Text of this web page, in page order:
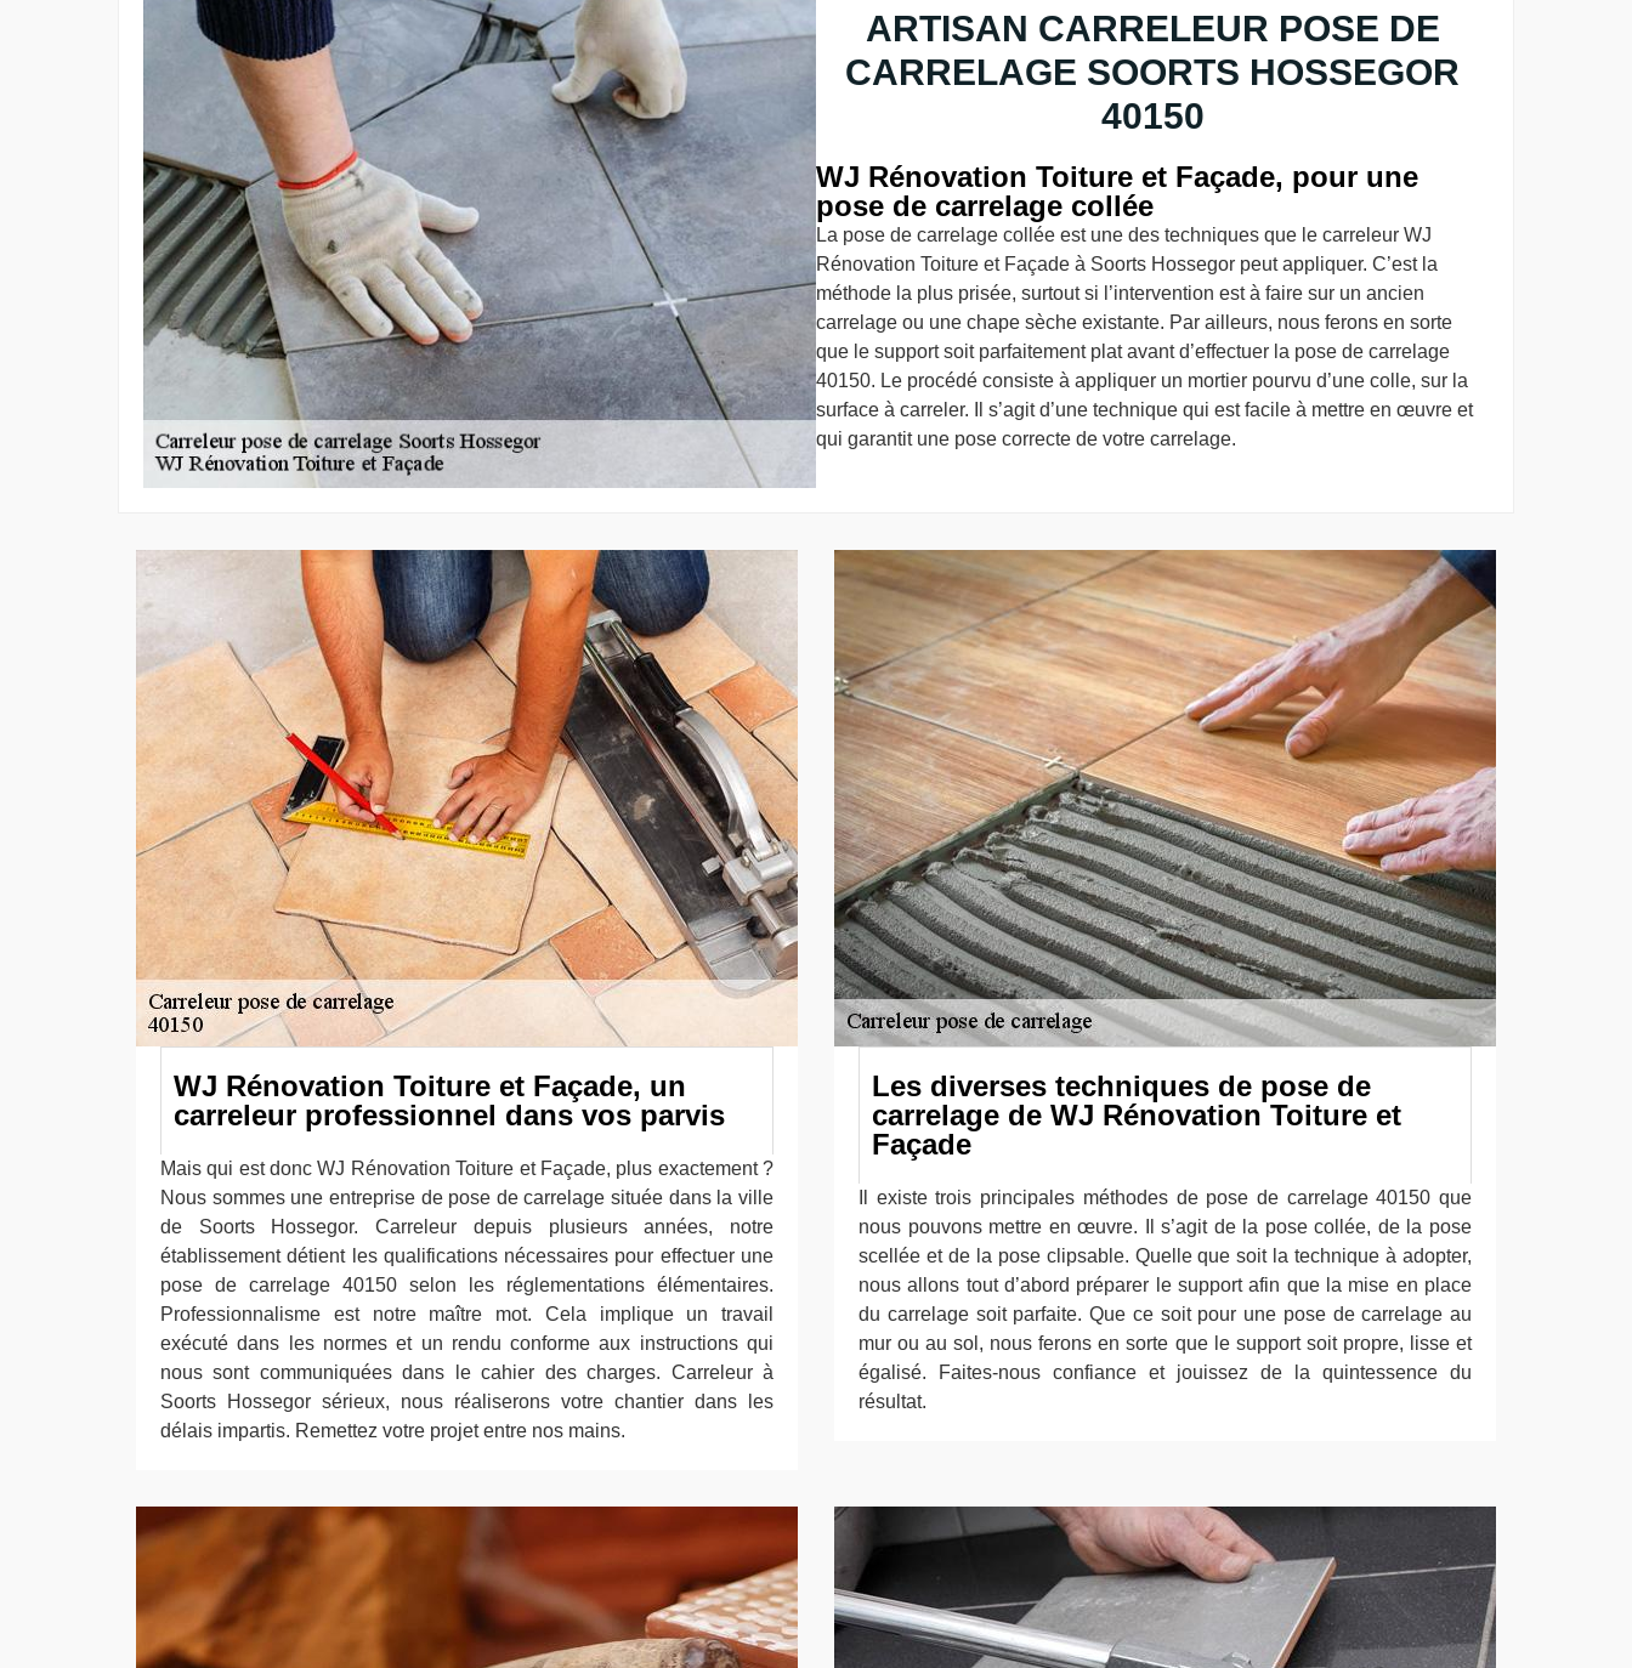
ARTISAN CARRELEUR POSE DE
CARRELAGE SOORTS HOSSEGOR
40150
WJ Rénovation Toiture et Façade, pour une
pose de carrelage collée
La pose de carrelage collée est une des techniques que le carreleur WJ
Rénovation Toiture et Façade à Soorts Hossegor peut appliquer. C’est la
méthode la plus prisée, surtout si l’intervention est à faire sur un ancien
carrelage ou une chape sèche existante. Par ailleurs, nous ferons en sorte
que le support soit parfaitement plat avant d’effectuer la pose de carrelage
40150. Le procédé consiste à appliquer un mortier pourvu d’une colle, sur la
surface à carreler. Il s’agit d’une technique qui est facile à mettre en œuvre et
qui garantit une pose correcte de votre carrelage.
WJ Rénovation Toiture et Façade, un
carreleur professionnel dans vos parvis
Mais qui est donc WJ Rénovation Toiture et Façade, plus exactement ?
Nous sommes une entreprise de pose de carrelage située dans la ville
de Soorts Hossegor. Carreleur depuis plusieurs années, notre
établissement détient les qualifications nécessaires pour effectuer une
pose de carrelage 40150 selon les réglementations élémentaires.
Professionnalisme est notre maître mot. Cela implique un travail
exécuté dans les normes et un rendu conforme aux instructions qui
nous sont communiquées dans le cahier des charges. Carreleur à
Soorts Hossegor sérieux, nous réaliserons votre chantier dans les
délais impartis. Remettez votre projet entre nos mains.
Les diverses techniques de pose de
carrelage de WJ Rénovation Toiture et
Façade
Il existe trois principales méthodes de pose de carrelage 40150 que
nous pouvons mettre en œuvre. Il s’agit de la pose collée, de la pose
scellée et de la pose clipsable. Quelle que soit la technique à adopter,
nous allons tout d’abord préparer le support afin que la mise en place
du carrelage soit parfaite. Que ce soit pour une pose de carrelage au
mur ou au sol, nous ferons en sorte que le support soit propre, lisse et
égalisé. Faites-nous confiance et jouissez de la quintessence du
résultat.